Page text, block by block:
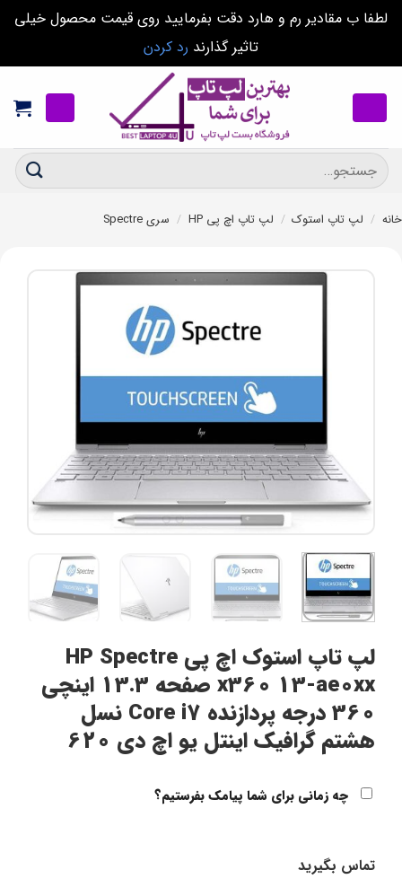
لطفا ب مقادیر رم و هارد دقت بفرمایید روی قیمت محصول خیلی
تاثیر گذارند رد کردن
content
جستجو
برای:
خانه / لپ تاپ استوک / لپ تاپ اچ پی HP / سری Spectre
لپ تاپ استوک اچ پی HP Spectre
x360 13-ae0xx صفحه 13.3 اینچی
360 درجه پردازنده Core i7 نسل
هشتم گرافیک اینتل یو اچ دی 620
چه زمانی برای شما پیامک بفرستیم؟
تماس بگیرید